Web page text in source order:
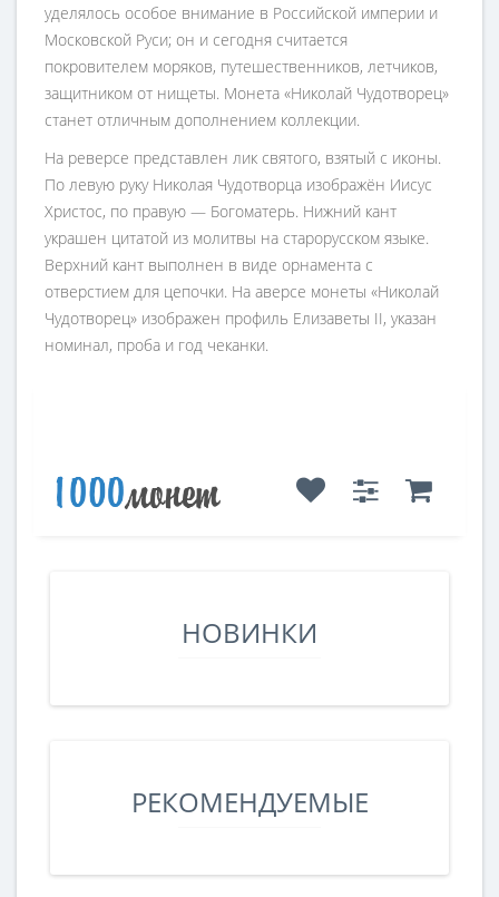
уделялось особое внимание в Российской империи и
Московской Руси; он и сегодня считается
покровителем моряков, путешественников, летчиков,
защитником от нищеты. Монета «Николай Чудотворец»
станет отличным дополнением коллекции.
На реверсе представлен лик святого, взятый с иконы.
По левую руку Николая Чудотворца изображён Иисус
Христос, по правую — Богоматерь. Нижний кант
украшен цитатой из молитвы на старорусском языке.
Верхний кант выполнен в виде орнамента с
отверстием для цепочки. На аверсе монеты «Николай
Чудотворец» изображен профиль Елизаветы II, указан
номинал, проба и год чеканки.
НОВИНКИ
РЕКОМЕНДУЕМЫЕ